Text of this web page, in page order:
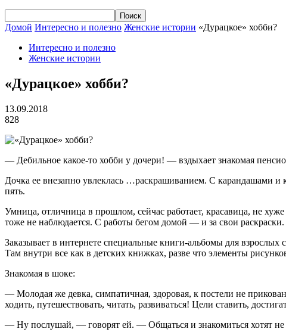
Домой Интересно и полезно Женские истории «Дурацкое» хобби?
Интересно и полезно
Женские истории
«Дурацкое» хобби?
13.09.2018
828
— Дебильное какое-то хобби у дочери! — вздыхает знакомая
Дочка ее внезапно увлеклась …раскрашиванием. С карандашами
пять.
Умница, отличница в прошлом, сейчас работает, красавица, не
тоже не наблюдается. С работы бегом домой — и за свои раскраски.
Заказывает в интернете специальные книги-альбомы для
Там внутри все как в детских книжках, разве что элементы
Знакомая в шоке:
— Молодая же девка, симпатичная, здоровая, к постели не
ходить, путешествовать, читать, развиваться! Цели ставить,
— Ну послушай, — говорят ей. — Общаться и знакомиться хотят не